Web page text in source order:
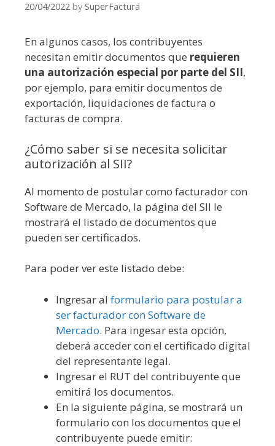
20/04/2022 by SuperFactura
En algunos casos, los contribuyentes
necesitan emitir documentos que requieren
una autorización especial por parte del SII,
por ejemplo, para emitir documentos de
exportación, liquidaciones de factura o
facturas de compra.
¿Cómo saber si se necesita solicitar
autorización al SII?
Al momento de postular como facturador con
Software de Mercado, la página del SII le
mostrará el listado de documentos que
pueden ser certificados.
Para poder ver este listado debe:
Ingresar al formulario para postular a
ser facturador con Software de
Mercado. Para ingesar esta opción,
deberá acceder con el certificado digital
del representante legal.
Ingresar el RUT del contribuyente que
emitirá los documentos.
En la siguiente página, se mostrará un
formulario con los documentos que el
contribuyente puede emitir: